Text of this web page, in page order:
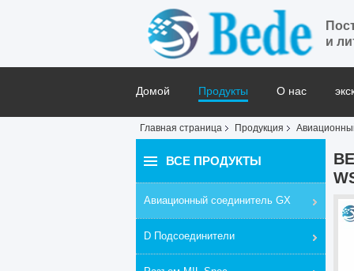
и
Домой Продукты О нас
Блог
Главная страница Продукция
ВСЕ ПРОДУКТЫ
Авиационный соединитель GX
D Подсоединители